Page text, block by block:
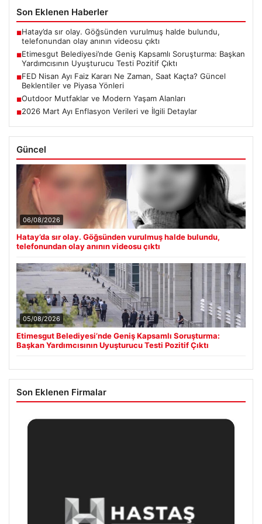
Son Eklenen Haberler
■Hatay’da sır olay. Göğsünden vurulmuş halde bulundu,
telefonundan olay anının videosu çıktı
■Etimesgut Belediyesi’nde Geniş Kapsamlı Soruşturma: Başkan
Yardımcısının Uyuşturucu Testi Pozitif Çıktı
■FED Nisan Ayı Faiz Kararı Ne Zaman, Saat Kaçta? Güncel
Beklentiler ve Piyasa Yönleri
■Outdoor Mutfaklar ve Modern Yaşam Alanları
■2026 Mart Ayı Enflasyon Verileri ve İlgili Detaylar
Güncel
06/08/2026
Hatay’da sır olay. Göğsünden vurulmuş halde bulundu,
telefonundan olay anının videosu çıktı
05/08/2026
Etimesgut Belediyesi’nde Geniş Kapsamlı Soruşturma:
Başkan Yardımcısının Uyuşturucu Testi Pozitif Çıktı
Son Eklenen Firmalar